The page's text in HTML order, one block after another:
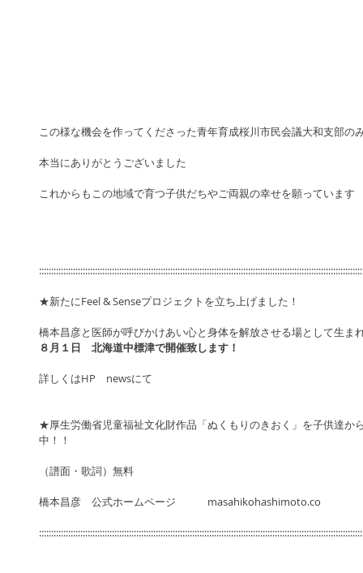
この様な機会を作ってくださった青年育成桜川市民会議大和支部の
本当にありがとうございました
これからもこの地域で育つ子供だちやご両親の幸せを願っています
★新たにFeel & Senseプロジェクトを立ち上げました！
橋本昌彦と医師が呼びかけあい心と身体を解放させる場として生ま
８月１日　北海道中標津で開催致します！
詳しくはHP　newsにて
★厚生労働省児童福祉文化財作品「ぬくもりのきおく」を子供達か
中！！
（譜面・歌詞）無料
橋本昌彦　公式ホームページ　　　masahikohashimoto.co